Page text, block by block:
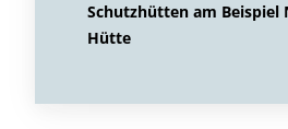
Schutzhütten am Beispiel
Hütte